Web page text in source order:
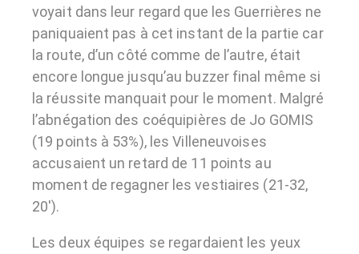
voyait dans leur regard que les Guerrières ne
paniquaient pas à cet instant de la partie car
la route, d’un côté comme de l’autre, était
encore longue jusqu’au buzzer final même si
la réussite manquait pour le moment. Malgré
l’abnégation des coéquipières de Jo GOMIS
(19 points à 53%), les Villeneuvoises
accusaient un retard de 11 points au
moment de regagner les vestiaires (21-32,
20′).
Les deux équipes se regardaient les yeux